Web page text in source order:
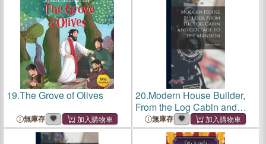
19.The Grove of Olives
無庫存
20.Modern House Builder,
From the Log Cabin and
Cottage to the Mansion
無庫存